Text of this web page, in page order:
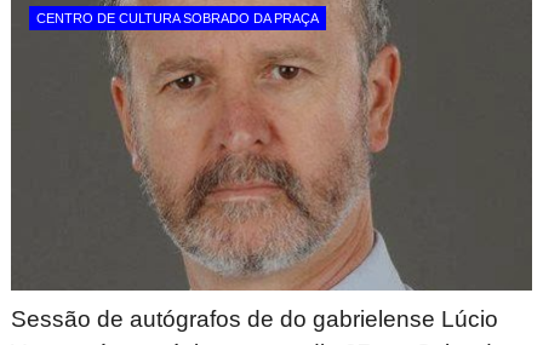
CENTRO DE CULTURA SOBRADO DA PRAÇA
Sessão de autógrafos de do gabrielense Lúcio